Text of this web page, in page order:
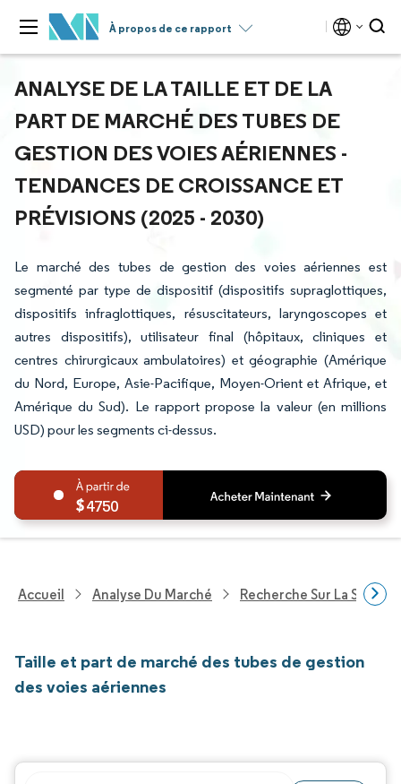
À propos de ce rapport
ANALYSE DE LA TAILLE ET DE LA
PART DE MARCHÉ DES TUBES DE
GESTION DES VOIES AÉRIENNES -
TENDANCES DE CROISSANCE ET
PRÉVISIONS (2025 - 2030)
Le marché des tubes de gestion des voies aériennes est
segmenté par type de dispositif (dispositifs supraglottiques,
dispositifs infraglottiques, résuscitateurs, laryngoscopes et
autres dispositifs), utilisateur final (hôpitaux, cliniques et
centres chirurgicaux ambulatoires) et géographie (Amérique
du Nord, Europe, Asie-Pacifique, Moyen-Orient et Afrique, et
Amérique du Sud). Le rapport propose la valeur (en millions
USD) pour les segments ci-dessus.
4750
Accueil Analyse Du Marché Recherche Sur La Santé
Taille et part de marché des tubes de gestion
des voies aériennes